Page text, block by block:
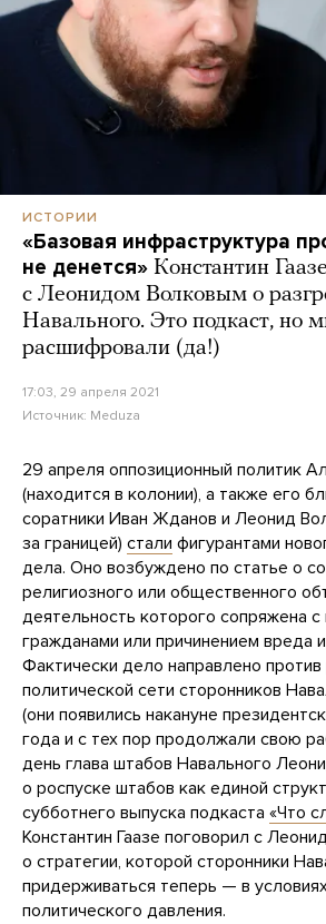
ИСТОРИИ
«Базовая инфраструктура
не денется» Константин
с Леонидом Волковым о
Навального. Это подкаст, но
расшифровали (да!)
17:03, 29 апреля 2021
Источник: Meduza
29 апреля оппозиционный политик
(находится в колонии), а также его
соратники Иван Жданов и Леонид
за границей) стали фигурантами
дела. Оно возбуждено по статье о
религиозного или общественного
деятельность которого сопряжена с
гражданами или причинением вреда
Фактически дело направлено против
политической сети сторонников
(они появились накануне
года и с тех пор продолжали свою
день глава штабов Навального
о роспуске штабов как единой
субботнего выпуска подкаста «Что
Константин Гаазе поговорил с
о стратегии, которой сторонники
придерживаться теперь — в
политического давления.